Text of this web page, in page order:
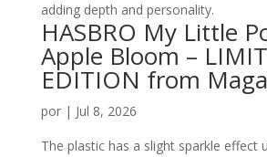
adding depth and personality.
HASBRO My Little
Apple Bloom –
EDITION from
por | Jul 8, 2026
The plastic has a slight sparkle effect